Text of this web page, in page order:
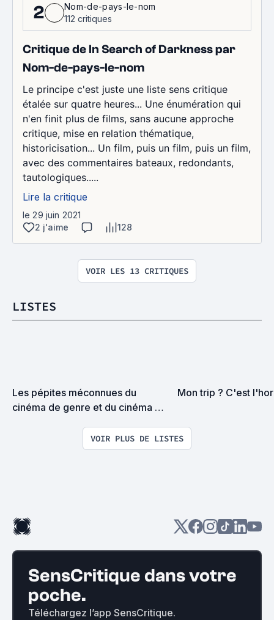
2
Nom-de-pays-le-nom
112 critiques
Critique de In Search of Darkness par
Nom-de-pays-le-nom
Le principe c'est juste une liste sens critique
étalée sur quatre heures... Une énumération qui
n'en finit plus de films, sans aucune approche
critique, mise en relation thématique,
historicisation... Un film, puis un film, puis un film,
avec des commentaires bateaux, redondants,
tautologiques.....
Lire la critique
le 29 juin 2021
2 j'aime
128
VOIR LES 13 CRITIQUES
LISTES
Les pépites méconnues du
cinéma de genre et du cinéma
Mon trip ? C'est
VOIR PLUS DE LISTES
SensCritique dans votre
poche.
Téléchargez l’app SensCritique.